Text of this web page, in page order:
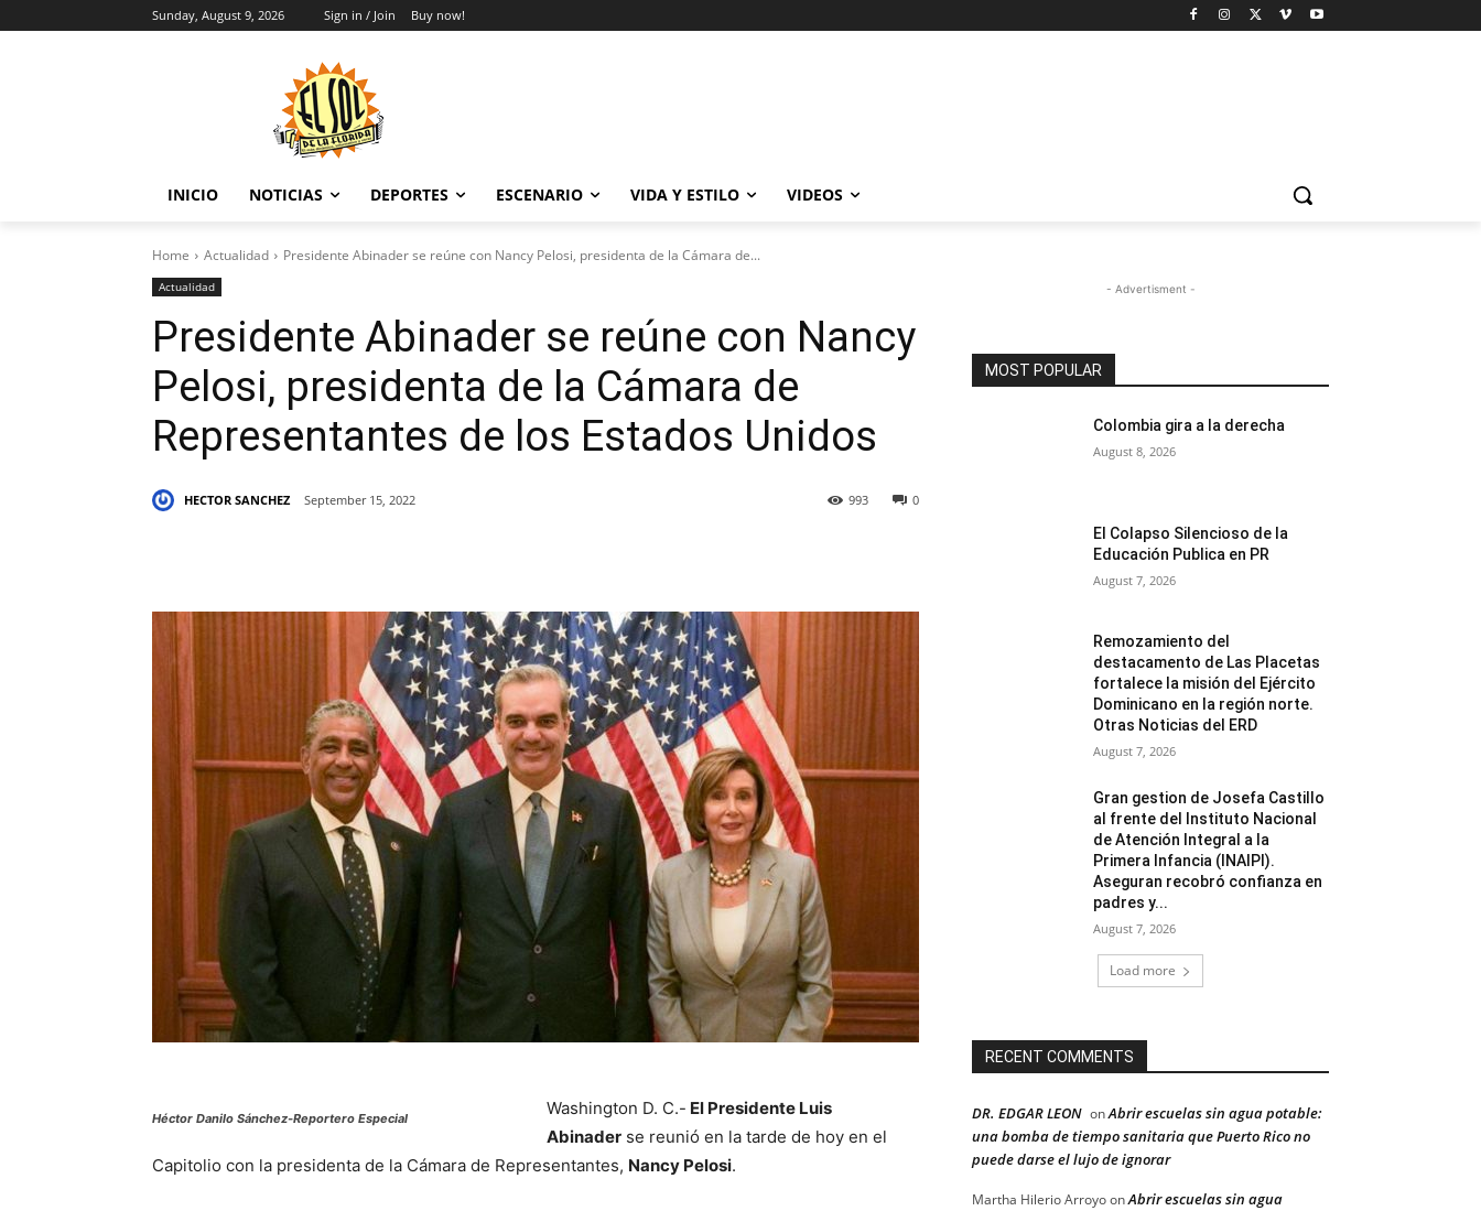
Sunday, August 9, 2026 Sign in / Join Buy now!
INICIO NOTICIAS DEPORTES ESCENARIO VIDA Y ESTILO VIDEOS
Home Actualidad Presidente Abinader se reúne con Nancy Pelosi, presidenta de la Cámara de...
Actualidad
Presidente Abinader se reúne con Nancy
Pelosi, presidenta de la Cámara de
Representantes de los Estados Unidos
HECTOR SANCHEZ September 15, 2022 0
993
Héctor Danilo Sánchez-Reportero Especial Washington D. C.- El Presidente Luis
Abinader se reunió en la tarde de hoy en el
Capitolio con la presidenta de la Cámara de Representantes, Nancy Pelosi.
- Advertisment -
MOST POPULAR
Colombia gira a la derecha
August 8, 2026
El Colapso Silencioso de la
Educación Publica en PR
August 7, 2026
Remozamiento del
destacamento de Las Placetas
fortalece la misión del Ejército
Dominicano en la región norte.
Otras Noticias del ERD
August 7, 2026
Gran gestion de Josefa Castillo
al frente del Instituto Nacional
de Atención Integral a la
Primera Infancia (INAIPI).
Aseguran recobró confianza en
padres y...
August 7, 2026
Load more
RECENT COMMENTS
DR. EDGAR LEON onAbrir escuelas sin agua potable:
una bomba de tiempo sanitaria que Puerto Rico no
puede darse el lujo de ignorar
Martha Hilerio ArroyoonAbrir escuelas sin agua